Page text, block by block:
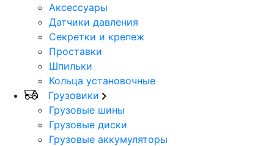
Аксессуары
Датчики давления
Секретки и крепеж
Проставки
Шпильки
Кольца установочные
Грузовики
Грузовые шины
Грузовые диски
Грузовые аккумуляторы